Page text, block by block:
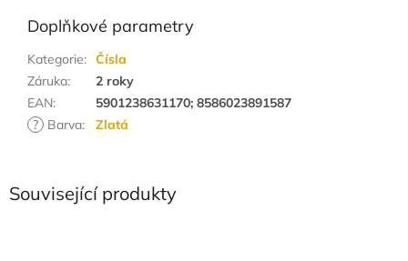
Související produkty
Doplňkové parametry
Kategorie: Čísla
Záruka:
2 roky
EAN:
5901238631170; 8586023891587
?
Barva: Zlatá